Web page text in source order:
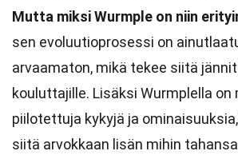
Mutta miksi Wurmple on niin
sen evoluutioprosessi on
arvaamaton, mikä tekee siitä
kouluttajille. Lisäksi Wurmplella on
piilotettuja kykyjä ja
siitä arvokkaan lisän mihin